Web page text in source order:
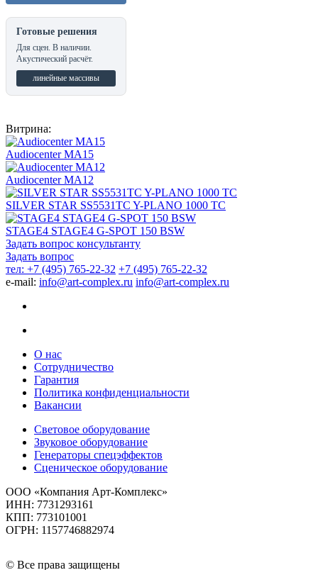
Готовые решения
Для сцен. В наличии.
Акустический расчёт.
линейные массивы
Витрина:
Audiocenter MA15
Audiocenter MA12
SILVER STAR SS5531TC Y-PLANO 1000 TC
STAGE4 STAGE4 G-SPOT 150 BSW
Задать вопрос консультанту
Задать вопрос
тел: +7 (495) 765-22-32 +7 (495) 765-22-32
e-mail: info@art-complex.ru info@art-complex.ru
О нас
Сотрудничество
Гарантия
Политика конфиденциальности
Вакансии
Световое оборудование
Звуковое оборудование
Генераторы спецэффектов
Сценическое оборудование
ООО «Компания Арт-Комплекс»
ИНН: 7731293161
КПП: 773101001
ОГРН: 1157746882974
© Все права защищены